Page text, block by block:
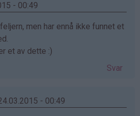
- 00:49
men har ennå ikke funnet et
et av dette :)
Svar
- 00:49